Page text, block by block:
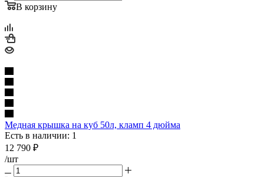
В корзину
Медная крышка на куб 50л, кламп 4 дюйма
Есть в наличии: 1
12 790 ₽
/шт